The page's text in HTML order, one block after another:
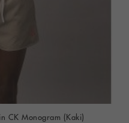
CK Monogram (Kaki)